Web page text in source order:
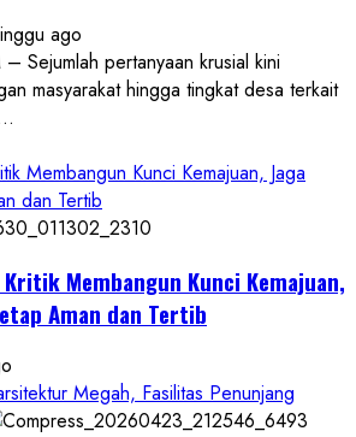
ago
Sejumlah pertanyaan krusial kini
masyarakat hingga tingkat desa terkait
Membangun Kunci Kemajuan, Jaga
dan Tertib
Kritik Membangun Kunci Kemajuan,
Aman dan Tertib
Megah, Fasilitas Penunjang